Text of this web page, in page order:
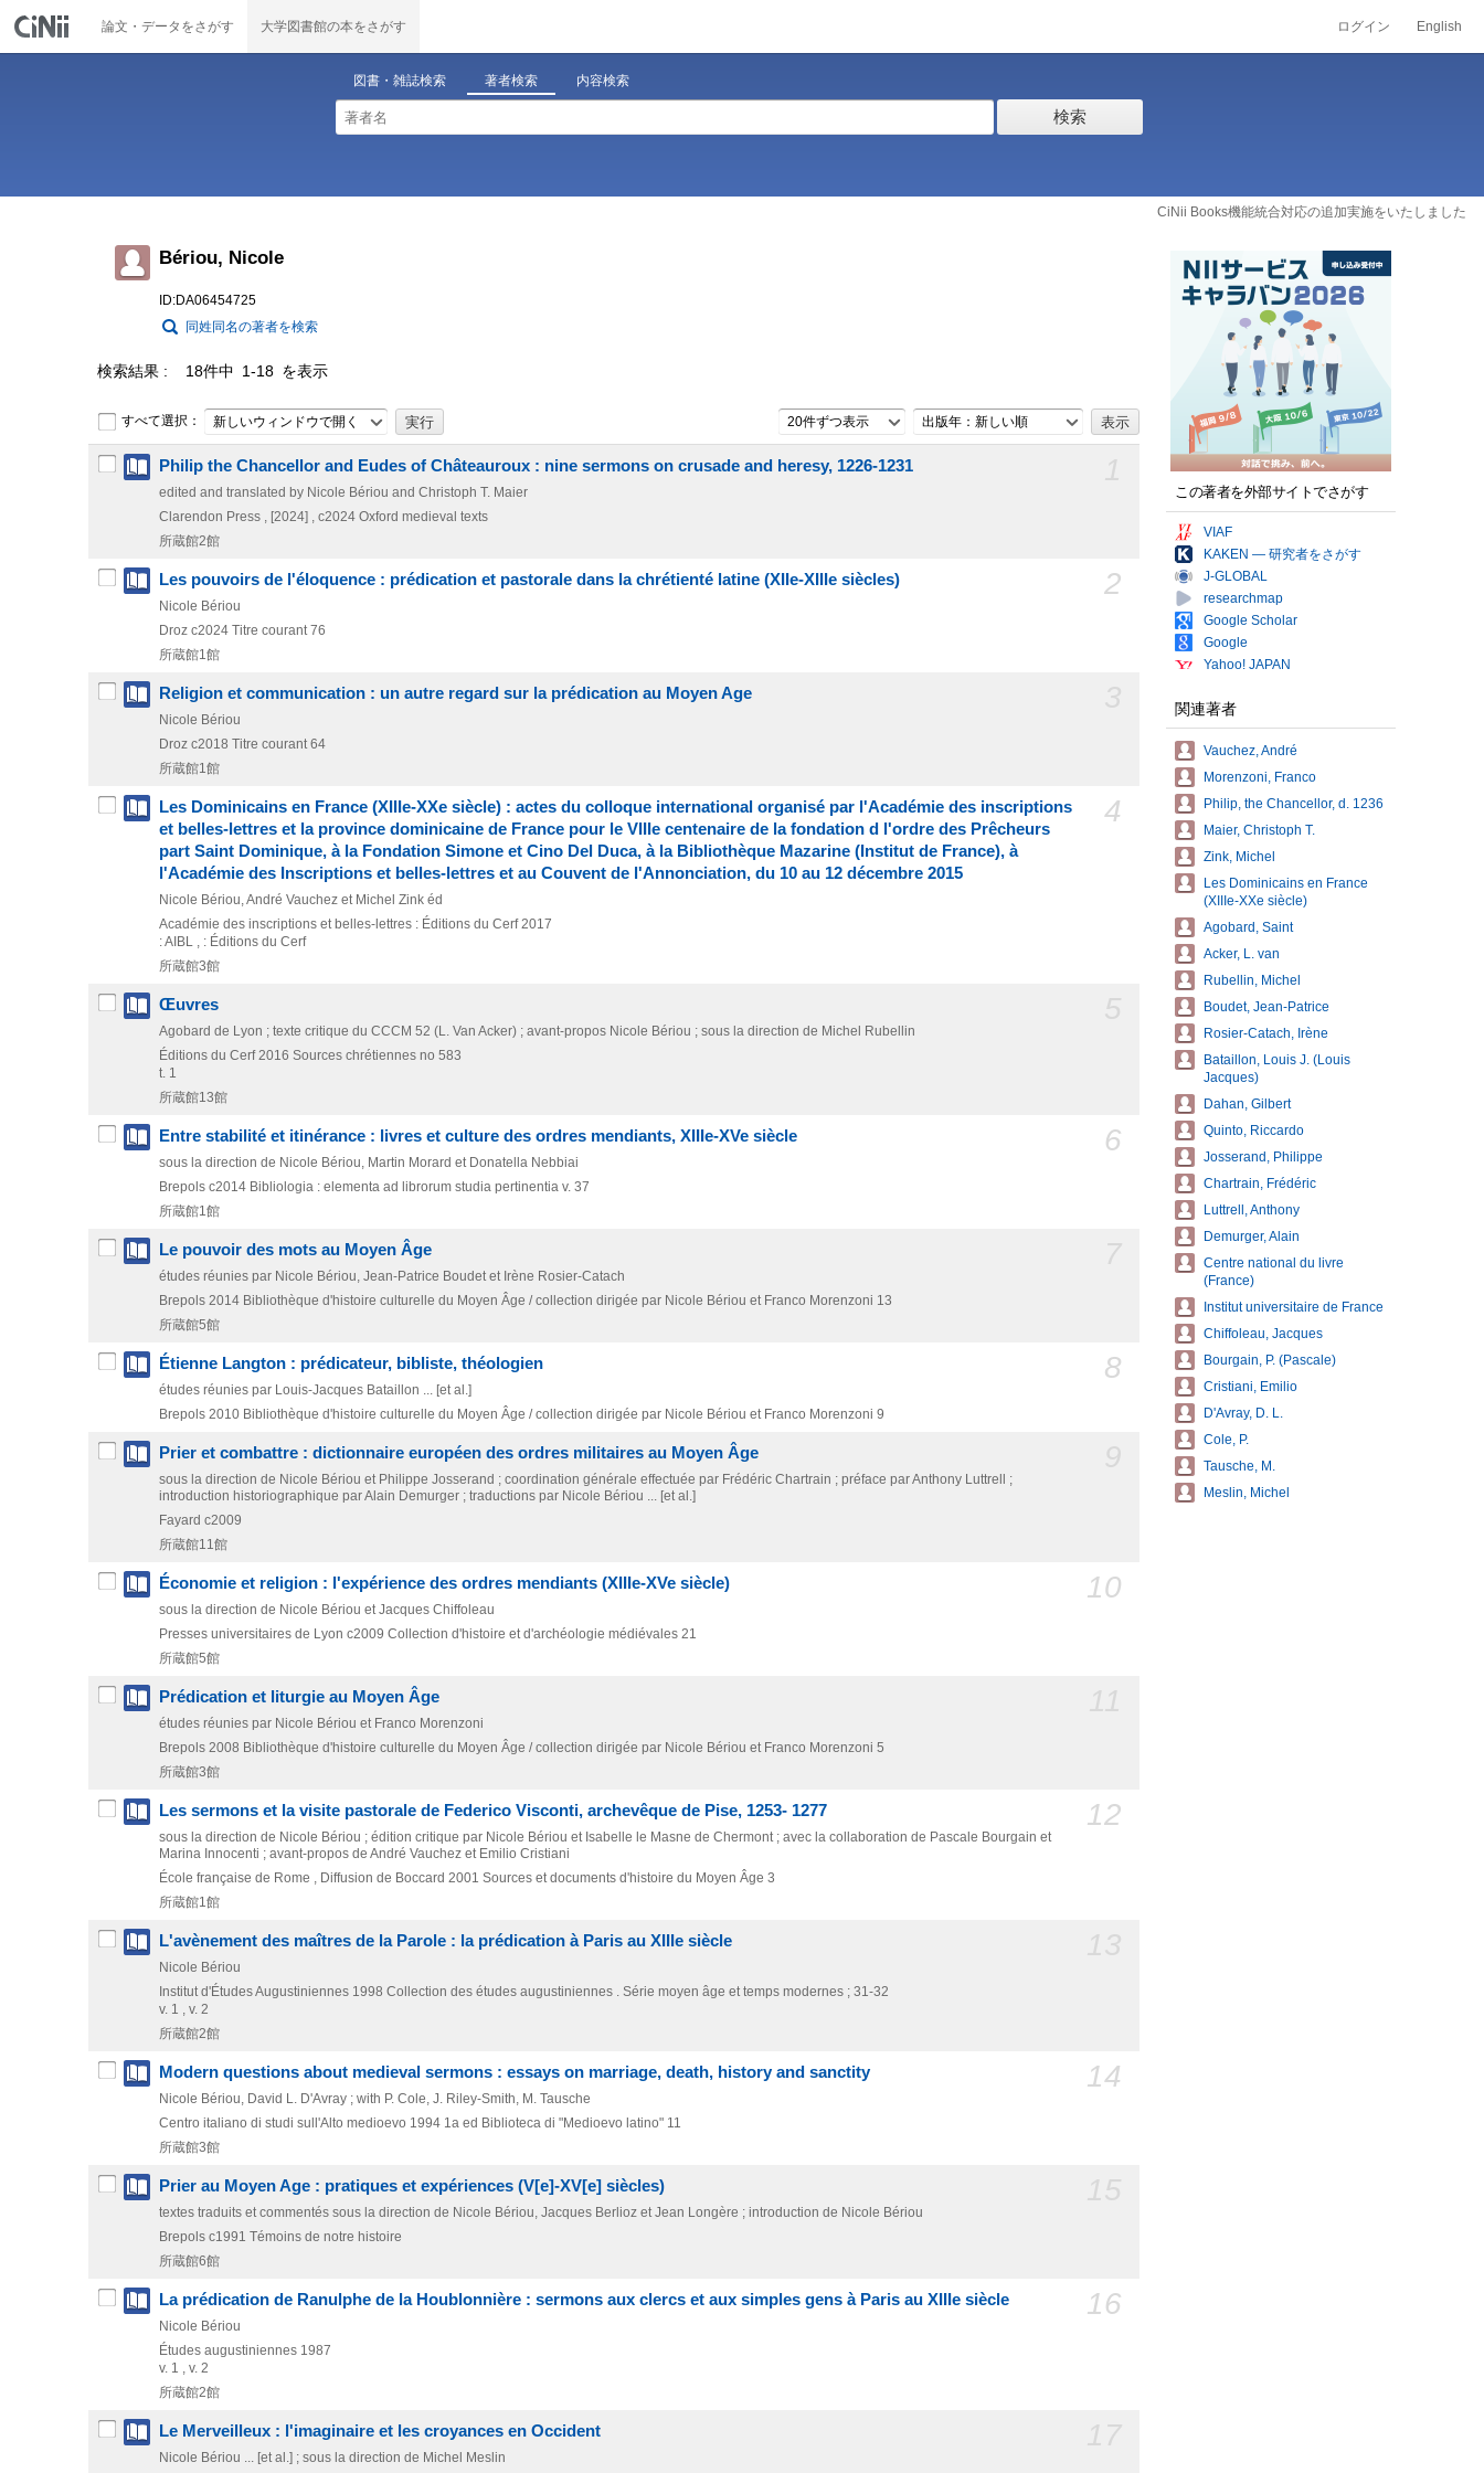
論文・データをさがす 大学図書館の本をさがす ログイン English
図書・雑誌検索 著者検索 内容検索
検索
CiNii Books機能統合対応の追加実施をいたしました
Bériou, Nicole
ID:DA06454725
同姓同名の著者を検索
検索結果 18件中 1-18 を表示
すべて選択： 新しいウィンドウで開く 20件ずつ表示 出版年：新しい順
Philip the Chancellor and Eudes of Châteauroux : nine sermons on crusade and heresy, 1226-1231
edited and translated by Nicole Bériou and Christoph T. Maier
Clarendon Press , [2024] , c2024 Oxford medieval texts
所蔵館2館
2
Les pouvoirs de l'éloquence : prédication et pastorale dans la chrétienté latine (XIIe-XIIIe siècles)
Nicole Bériou
Droz c2024 Titre courant 76
所蔵館1館
Religion et communication : un autre regard sur la prédication au Moyen Age
Nicole Bériou
Droz c2018 Titre courant 64
所蔵館1館
4
Les Dominicains en France (XIIIe-XXe siècle) : actes du colloque international organisé par l'Académie des inscriptions
et belles-lettres et la province dominicaine de France pour le VIIIe centenaire de la fondation d l'ordre des Prêcheurs
part Saint Dominique, à la Fondation Simone et Cino Del Duca, à la Bibliothèque Mazarine (Institut de France), à
l'Académie des Inscriptions et belles-lettres et au Couvent de l'Annonciation, du 10 au 12 décembre 2015
Nicole Bériou, André Vauchez et Michel Zink éd
Académie des inscriptions et belles-lettres : Éditions du Cerf 2017
: AIBL , : Éditions du Cerf
所蔵館3館
Œuvres
Agobard de Lyon ; texte critique du CCCM 52 (L. Van Acker) ; avant-propos Nicole Bériou ; sous la direction de Michel Rubellin
Éditions du Cerf 2016 Sources chrétiennes no 583
t. 1
所蔵館13館
6
Entre stabilité et itinérance : livres et culture des ordres mendiants, XIIIe-XVe siècle
sous la direction de Nicole Bériou, Martin Morard et Donatella Nebbiai
Brepols c2014 Bibliologia : elementa ad librorum studia pertinentia v. 37
所蔵館1館
Le pouvoir des mots au Moyen Âge
études réunies par Nicole Bériou, Jean-Patrice Boudet et Irène Rosier-Catach
Brepols 2014 Bibliothèque d'histoire culturelle du Moyen Âge / collection dirigée par Nicole Bériou et Franco Morenzoni 13
所蔵館5館
8
Étienne Langton : prédicateur, bibliste, théologien
études réunies par Louis-Jacques Bataillon ... [et al.]
Brepols 2010 Bibliothèque d'histoire culturelle du Moyen Âge / collection dirigée par Nicole Bériou et Franco Morenzoni 9
Prier et combattre : dictionnaire européen des ordres militaires au Moyen Âge
sous la direction de Nicole Bériou et Philippe Josserand ; coordination générale effectuée par Frédéric Chartrain ; préface par Anthony Luttrell ;
introduction historiographique par Alain Demurger ; traductions par Nicole Bériou ... [et al.]
Fayard c2009
所蔵館11館
10
Économie et religion : l'expérience des ordres mendiants (XIIIe-XVe siècle)
sous la direction de Nicole Bériou et Jacques Chiffoleau
Presses universitaires de Lyon c2009 Collection d'histoire et d'archéologie médiévales 21
所蔵館5館
Prédication et liturgie au Moyen Âge
études réunies par Nicole Bériou et Franco Morenzoni
Brepols 2008 Bibliothèque d'histoire culturelle du Moyen Âge / collection dirigée par Nicole Bériou et Franco Morenzoni 5
所蔵館3館
12
Les sermons et la visite pastorale de Federico Visconti, archevêque de Pise, 1253- 1277
sous la direction de Nicole Bériou ; édition critique par Nicole Bériou et Isabelle le Masne de Chermont ; avec la collaboration de Pascale Bourgain et
Marina Innocenti ; avant-propos de André Vauchez et Emilio Cristiani
École française de Rome , Diffusion de Boccard 2001 Sources et documents d'histoire du Moyen Âge 3
所蔵館1館
L'avènement des maîtres de la Parole : la prédication à Paris au XIIIe siècle
Nicole Bériou
Institut d'Études Augustiniennes 1998 Collection des études augustiniennes . Série moyen âge et temps modernes ; 31-32
v. 1 , v. 2
所蔵館2館
14
Modern questions about medieval sermons : essays on marriage, death, history and sanctity
Nicole Bériou, David L. D'Avray ; with P. Cole, J. Riley-Smith, M. Tausche
Centro italiano di studi sull'Alto medioevo 1994 1a ed Biblioteca di "Medioevo latino" 11
所蔵館3館
Prier au Moyen Age : pratiques et expériences (V[e]-XV[e] siècles)
textes traduits et commentés sous la direction de Nicole Bériou, Jacques Berlioz et Jean Longère ; introduction de Nicole Bériou
Brepols c1991 Témoins de notre histoire
所蔵館6館
16
La prédication de Ranulphe de la Houblonnière : sermons aux clercs et aux simples gens à Paris au XIIIe siècle
Nicole Bériou
Études augustiniennes 1987
v. 1 , v. 2
所蔵館2館
Le Merveilleux : l'imaginaire et les croyances en Occident
Nicole Bériou ... [et al.] ; sous la direction de Michel Meslin
この著者を外部サイトでさがす
VIAF
KAKEN — 研究者をさがす
J-GLOBAL
researchmap
Google Scholar
Google
Yahoo! JAPAN
関連著者
Vauchez, André
Morenzoni, Franco
Philip, the Chancellor, d. 1236
Maier, Christoph T.
Zink, Michel
Les Dominicains en France
(XIIIe-XXe siècle)
Agobard, Saint
Acker, L. van
Rubellin, Michel
Boudet, Jean-Patrice
Rosier-Catach, Irène
Bataillon, Louis J. (Louis
Jacques)
Dahan, Gilbert
Quinto, Riccardo
Josserand, Philippe
Chartrain, Frédéric
Luttrell, Anthony
Demurger, Alain
Centre national du livre
(France)
Institut universitaire de France
Chiffoleau, Jacques
Bourgain, P. (Pascale)
Cristiani, Emilio
D'Avray, D. L.
Cole, P.
Tausche, M.
Meslin, Michel